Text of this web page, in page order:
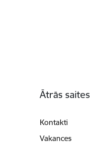
Ātrās saites
Kontakti
Vakances